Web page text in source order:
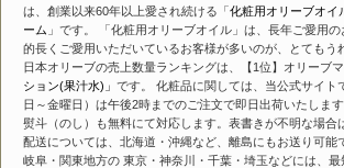
は、創業以来60年以上愛され続ける「化粧用オリーブオイ
ーム 」です。 「化粧用オリーブオイル」は、長年ご愛用
的長くご愛用いただいているお客様が多いのが、とてもう
日本オリーブの売上数量ランキングは、【1位】オリーブ
ション(果汁水)」 です。 化粧品に関しては、当公式サイト
日～金曜日）は午後2時までのご注文で即日出荷いたしま
熨斗（のし）も無料にて対応します。表書きが不明な場合
配送については、北海道・沖縄など、離島にもお送り可
岐阜・関東地方の 東京・神奈川・千葉・埼玉などには、